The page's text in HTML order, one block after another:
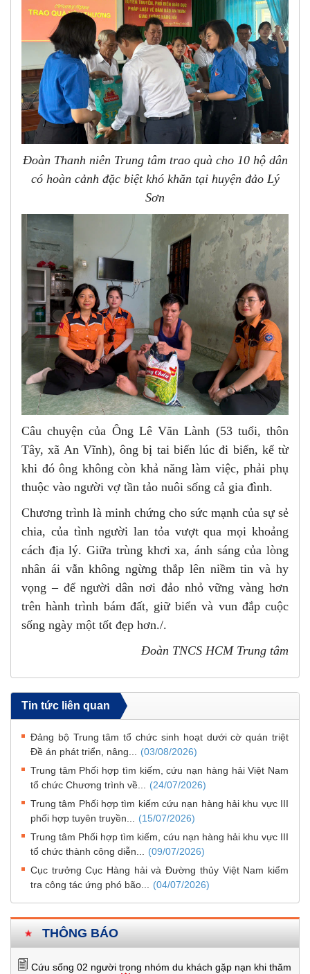
THÔNG BÁO
Cứu sống 02 người trong nhóm du khách gặp nạn khi thăm
Đoàn Thanh niên Trung tâm trao quà cho 10 hộ dân
có hoàn cảnh đặc biệt khó khăn tại huyện đảo Lý
Sơn
Câu chuyện của Ông Lê Văn Lành (53 tuổi, thôn
Tây, xã An Vĩnh), ông bị tai biến lúc đi biển, kể từ
khi đó ông không còn khả năng làm việc, phải phụ
thuộc vào người vợ tần tảo nuôi sống cả gia đình.
Chương trình là minh chứng cho sức mạnh của sự sẻ
chia, của tình người lan tỏa vượt qua mọi khoảng
cách địa lý. Giữa trùng khơi xa, ánh sáng của lòng
nhân ái vẫn không ngừng thắp lên niềm tin và hy
vọng – để người dân nơi đảo nhỏ vững vàng hơn
trên hành trình bám đất, giữ biển và vun đắp cuộc
sống ngày một tốt đẹp hơn./.
Đoàn TNCS HCM Trung tâm
Tin tức liên quan
Đảng bộ Trung tâm tổ chức sinh hoạt dưới cờ quán triệt
Đề án phát triển, nâng...
(03/08/2026)
Trung tâm Phối hợp tìm kiếm, cứu nạn hàng hải Việt Nam
tổ chức Chương trình về...
(24/07/2026)
Trung tâm Phối hợp tìm kiếm cứu nạn hàng hải khu vực III
phối hợp tuyên truyền...
(15/07/2026)
Trung tâm Phối hợp tìm kiếm, cứu nạn hàng hải khu vực III
tổ chức thành công diễn...
(09/07/2026)
Cục trưởng Cục Hàng hải và Đường thủy Việt Nam kiểm
tra công tác ứng phó bão...
(04/07/2026)